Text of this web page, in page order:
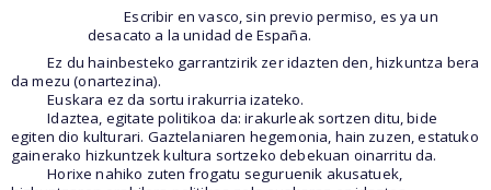
Escribir en vasco, sin previo permiso, es ya un
desacato a la unidad de España.
Ez du hainbesteko garrantzirik zer idazten den, hizkuntza bera
da mezu (onartezina).
Euskara ez da sortu irakurria izateko.
Idaztea, egitate politikoa da: irakurleak sortzen ditu, bide
egiten dio kulturari. Gaztelaniaren hegemonia, hain zuzen, estatuko
gainerako hizkuntzek kultura sortzeko debekuan oinarritu da.
Horixe nahiko zuten frogatu seguruenik akusatuek,